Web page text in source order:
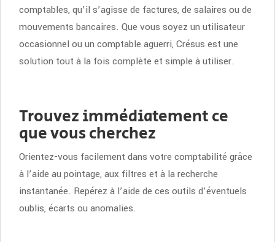
comptables, qu’il s’agisse de factures, de salaires ou de
mouvements bancaires. Que vous soyez un utilisateur
occasionnel ou un comptable aguerri, Crésus est une
solution tout à la fois complète et simple à utiliser.
Trouvez immédiatement ce
que vous cherchez
Orientez-vous facilement dans votre comptabilité grâce
à l’aide au pointage, aux filtres et à la recherche
instantanée. Repérez à l’aide de ces outils d’éventuels
oublis, écarts ou anomalies.